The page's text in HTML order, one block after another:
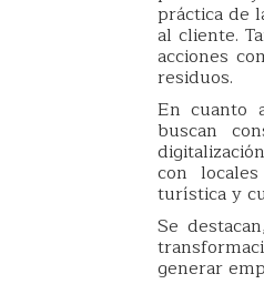
práctica de
al cliente.
acciones
residuos.
En cuanto
buscan
con
turística y
Se
generar